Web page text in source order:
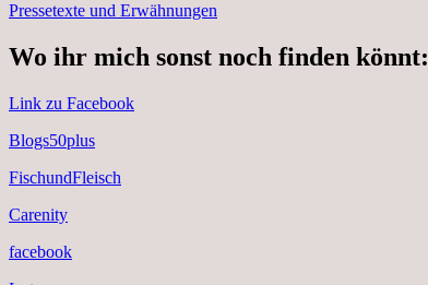
Pressetexte und Erwähnungen
Wo ihr mich sonst noch finden könnt:
Link zu Facebook
Blogs50plus
FischundFleisch
Carenity
facebook